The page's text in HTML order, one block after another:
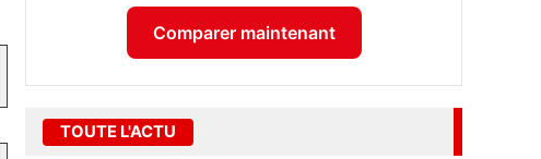
Comparer maintenant
TOUTE L'ACTU